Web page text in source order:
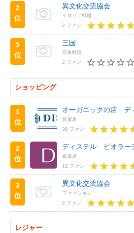
2
位
異文化交流協会
イタリア料理
2 ファン
3
位
三国
日本料理
2 ファン
ショッピング
1
位
オーガニックの店 デ
百貨店
30 ファン
2
位
ディステル ビオラー
百貨店
12 ファン
3
位
異文化交流協会
ファッション
2 ファン
レジャー